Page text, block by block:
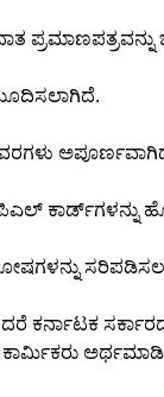
ಕಾರ್ಡ್‌ಗಳನ್ನು
ಕರ್ನಾಟಕ
ಕಾರ್ಮಿಕರು